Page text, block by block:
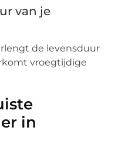
van je
de levensduur
vroegtijdige
in